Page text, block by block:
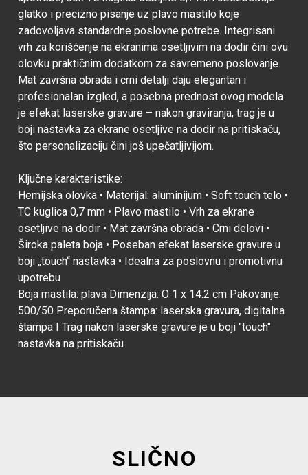
glatko i precizno pisanje uz plavo mastilo koje
zadovoljava standardne poslovne potrebe. Integrisani
vrh za korišćenje na ekranima osetljivim na dodir čini ovu
olovku praktičnim dodatkom za savremeno poslovanje.
Mat završna obrada i crni detalji daju elegantan i
profesionalan izgled, a posebna prednost ovog modela
je efekat laserske gravure – nakon graviranja, trag je u
boji nastavka za ekrane osetljive na dodir na pritiskaču,
što personalizaciju čini još upečatljivijom.
Ključne karakteristike:
Hemijska olovka • Materijal: aluminijum • Soft touch telo •
TC kuglica 0,7 mm • Plavo mastilo • Vrh za ekrane
osetljive na dodir • Mat završna obrada • Crni delovi •
Široka paleta boja • Poseban efekat laserske gravure u
boji „touch“ nastavka • Idealna za poslovnu i promotivnu
upotrebu
Boja mastila: plava Dimenzija: O 1 x 14.2 cm Pakovanje:
500/50 Preporučena štampa: laserska gravura, digitalna
štampa I Trag nakon laserske gravure je u boji "touch"
nastavka na pritiskaču
SLIČNO